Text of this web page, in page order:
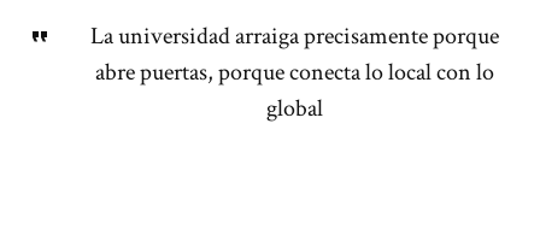
La universidad arraiga precisamente porque
abre puertas, porque conecta lo local con lo
global